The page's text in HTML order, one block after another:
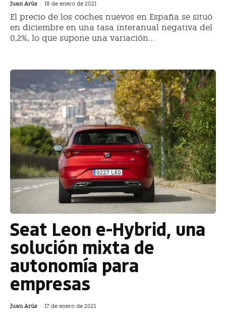
Juan Arús - 18 de enero de 2021
El precio de los coches nuevos en España se situó
en diciembre en una tasa interanual negativa del
0,2%, lo que supone una variación...
Seat Leon e-Hybrid, una
solución mixta de
autonomía para
empresas
Juan Arús - 17 de enero de 2021